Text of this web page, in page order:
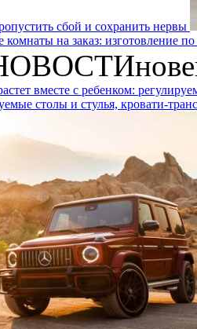
сбой и сохранить нервы
на заказ: изготовление по
столы и стулья, кровати-